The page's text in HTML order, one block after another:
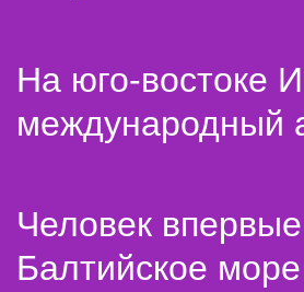
На юго-востоке
международный
Человек
Балтийское море